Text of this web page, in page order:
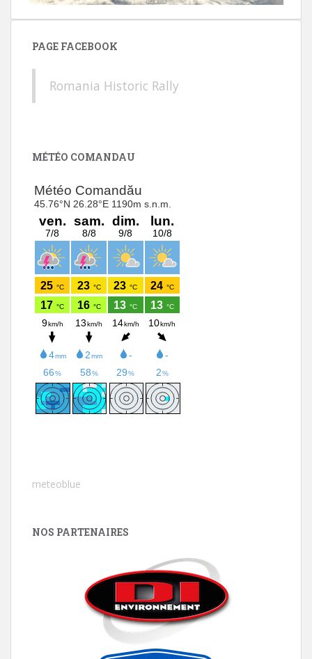
PAGE FACEBOOK
Romania Historic Rally
MÉTÉO COMANDAU
meteoblue
NOS PARTENAIRES